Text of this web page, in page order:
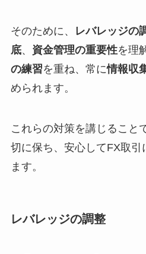
そのために、 レバレッジの
底、 資金管理の重要性を理
の練習を重ね、常に情報収
められます。
これらの対策を講じること
切に保ち、安心してFX取引
ます。
レバレッジの調整